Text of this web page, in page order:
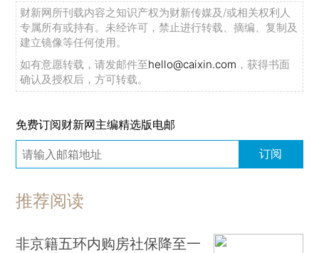
财新网所刊载内容之知识产权为财新传媒及/或相关权利人
专属所有或持有。未经许可，禁止进行转载、摘编、复制及
建立镜像等任何使用。
如有意愿转载，请发邮件至hello@caixin.com ，获得书面
确认及授权后，方可转载。
免费订阅财新网主编精选版电邮
订阅
推荐阅读
非京籍五环内购房社保降至一